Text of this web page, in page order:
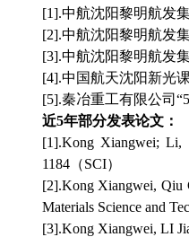
[1].中航沈阳黎明航发
[2].中航沈阳黎明航发
[3].中航沈阳黎明航发
[4].中国航天沈阳新光
[5].秦冶重工有限公司
近5年部分发表论文：
[1].Kong Xiangwei; Li,
1184（SCI）
[2].Kong Xiangwei, Qiu
Materials Science and
[3].Kong Xiangwei, LI